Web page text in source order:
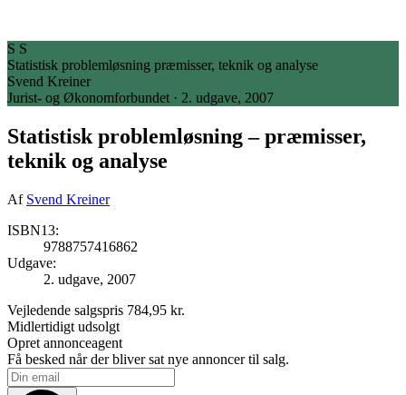
S S
Statistisk problemløsning præmisser, teknik og analyse
Svend Kreiner
Jurist- og Økonomforbundet · 2. udgave, 2007
Statistisk problemløsning– præmisser,
teknik og analyse
Af Svend Kreiner
ISBN13:
9788757416862
Udgave:
2. udgave, 2007
Vejledende salgspris 784,95 kr.
Midlertidigt udsolgt
Opret annonceagent
Få besked når der bliver sat nye annoncer til salg.